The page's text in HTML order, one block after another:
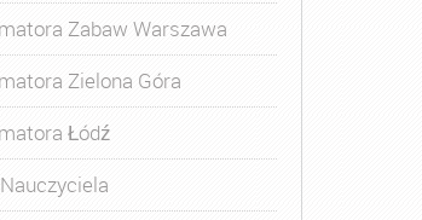
Zabaw Warszawa
Zielona Góra
Łódź